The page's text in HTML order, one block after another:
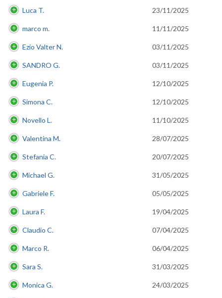
Luca T. 23/11/2025
marco m. 11/11/2025
Ezio Valter N. 03/11/2025
SANDRO G. 03/11/2025
Eugenia P. 12/10/2025
Simona C. 12/10/2025
Novello L. 11/10/2025
Valentina M. 28/07/2025
Stefania C. 20/07/2025
Michael G. 31/05/2025
Gabriele F. 05/05/2025
Laura F. 19/04/2025
Claudio C. 07/04/2025
Marco R. 06/04/2025
Sara S. 31/03/2025
Monica G. 24/03/2025